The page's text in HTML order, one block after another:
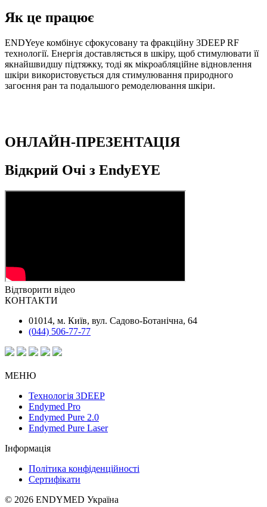
Як це працює
ENDYeye комбінує сфокусовану та фракційну 3DEEP RF
технології. Енергія доставляється в шкіру, щоб стимулювати її
якнайшвидшу підтяжку, тоді як мікроабляційне відновлення
шкіри використовується для стимулювання природного
загоєння ран та подальшого ремоделювання шкіри.
ОНЛАЙН-ПРЕЗЕНТАЦІЯ
Відкрий Очі з EndyEYE
Відтворити відео
КОНТАКТИ
01014, м. Київ, вул. Садово-Ботанічна, 64
(044) 506-77-77
МЕНЮ
Технологія 3DEEP
Endymed Pro
Endymed Pure 2.0
Endymed Pure Laser
Інформація
Політика конфіденційності
Сертифікати
© 2026 ENDYMED Україна